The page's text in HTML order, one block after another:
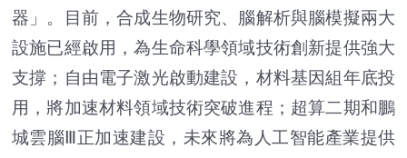
器」。目前，合成生物研究、腦解析與腦模擬兩大
設施已經啟用，為生命科學領域技術創新提供強大
支撐；自由電子激光啟動建設，材料基因組年底投
用，將加速材料領域技術突破進程；超算二期和鵬
城雲腦Ⅲ正加速建設，未來將為人工智能產業提供